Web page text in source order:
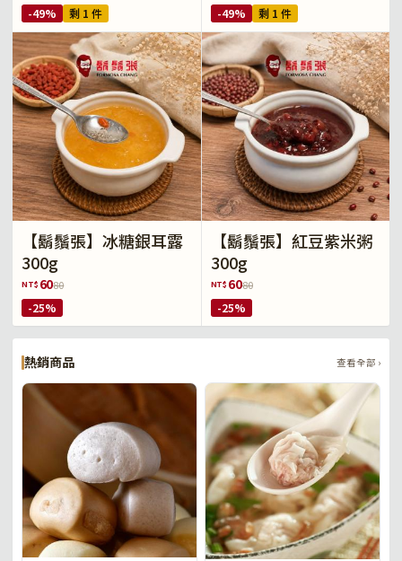
-49% 剩 1 件 -49% 剩 1 件
【鬍鬚張】冰糖銀耳露
300g
NT$ 6080
-25%
【鬍鬚張】紅豆紫米粥
300g
NT$ 6080
-25%
熱銷商品 查看全部 ›